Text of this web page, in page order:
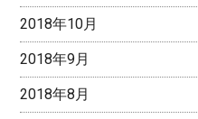
2018年10月
2018年9月
2018年8月